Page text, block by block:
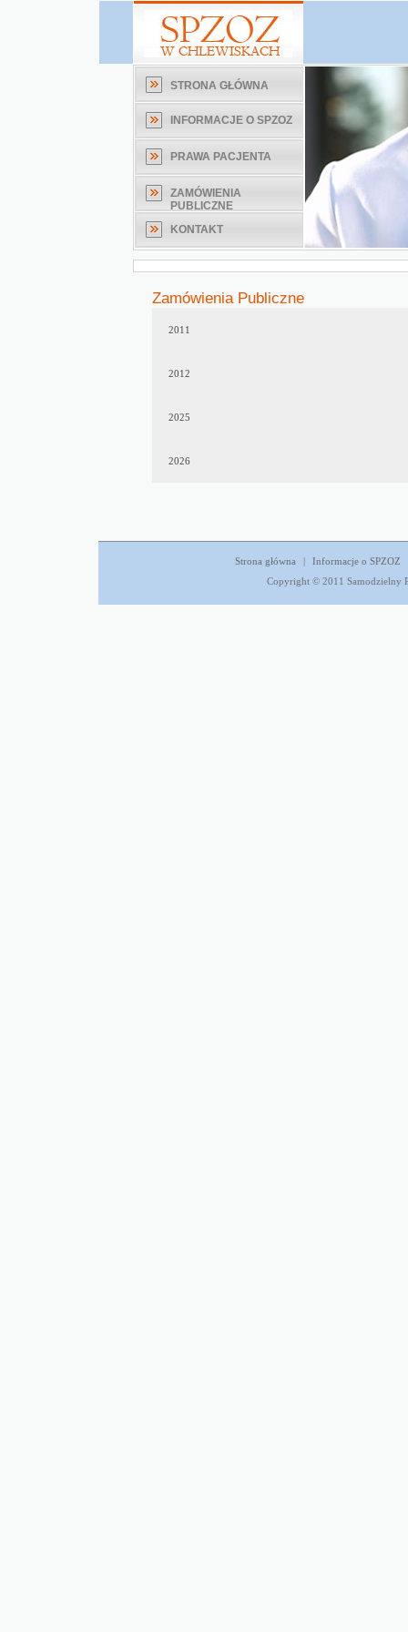
STRONA GŁÓWNA
INFORMACJE O SPZOZ
PRAWA PACJENTA
ZAMÓWIENIA
PUBLICZNE
KONTAKT
Zamówienia Publiczne
2011
2012
2025
2026
Strona główna | Informacje o SPZOZ
Copyright © 2011 Samodzielny